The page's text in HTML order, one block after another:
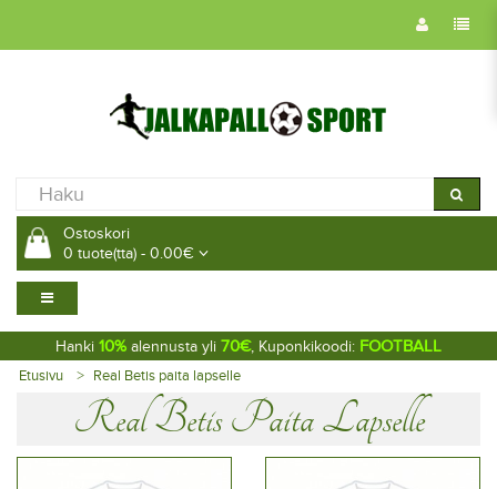
Ostoskori
0 tuote(tta) - 0.00€
Hanki 10% alennusta yli 70€, Kuponkikoodi: FOOTBALL
Etusivu Real Betis paita lapselle
Real Betis Paita Lapselle